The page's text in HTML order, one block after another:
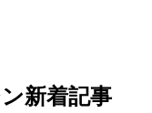
新着記事